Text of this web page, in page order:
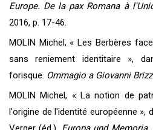
Europe. De la pax Romana à
2016, p. 17-46.
MOLIN Michel, « Les Berbères
sans reniement identitaire »,
forisque. Ommagio a Giovanni
MOLIN Michel, « La notion de
l'origine de l'identité européenne »,